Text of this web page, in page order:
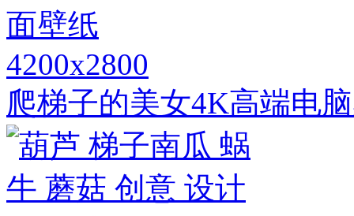
4200x2800
爬梯子的美女4K高端电